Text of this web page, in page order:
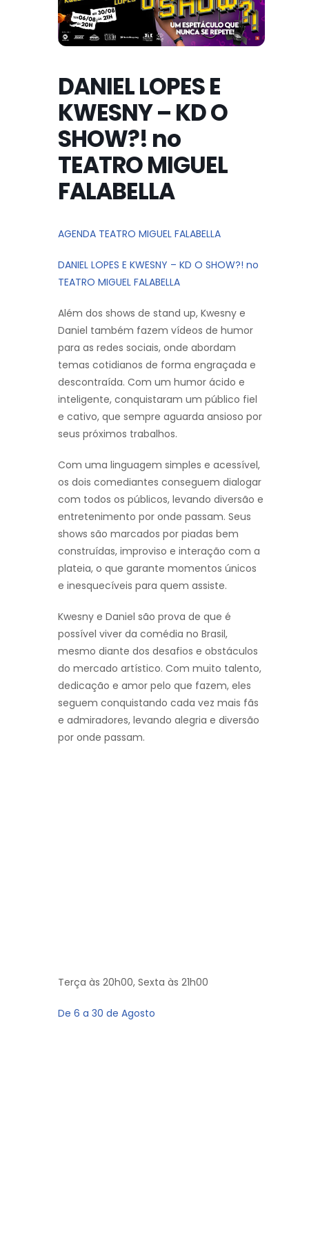
DANIEL LOPES E
KWESNY – KD O
SHOW?! no
TEATRO MIGUEL
FALABELLA
AGENDA TEATRO MIGUEL FALABELLA
DANIEL LOPES E KWESNY – KD O SHOW?! no
TEATRO MIGUEL FALABELLA
Além dos shows de stand up, Kwesny e
Daniel também fazem vídeos de humor
para as redes sociais, onde abordam
temas cotidianos de forma engraçada e
descontraída. Com um humor ácido e
inteligente, conquistaram um público fiel
e cativo, que sempre aguarda ansioso por
seus próximos trabalhos.
Com uma linguagem simples e acessível,
os dois comediantes conseguem dialogar
com todos os públicos, levando diversão e
entretenimento por onde passam. Seus
shows são marcados por piadas bem
construídas, improviso e interação com a
plateia, o que garante momentos únicos
e inesquecíveis para quem assiste.
Kwesny e Daniel são prova de que é
possível viver da comédia no Brasil,
mesmo diante dos desafios e obstáculos
do mercado artístico. Com muito talento,
dedicação e amor pelo que fazem, eles
seguem conquistando cada vez mais fãs
e admiradores, levando alegria e diversão
por onde passam.
Terça às 20h00, Sexta às 21h00
De 6 a 30 de Agosto